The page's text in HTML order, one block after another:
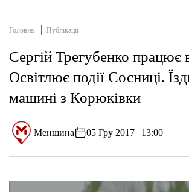
Головна Публікації
Сергій Трегубенко працює
Освітлює події Сосниці.
машині з Корюківки
Менщина 05 Гру 2017 | 13:00